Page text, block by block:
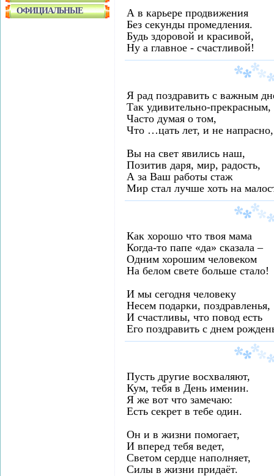
ОФИЦИАЛЬНЫЕ
А в карьере продвижения
Без секунды промедления.
Будь здоровой и красивой,
Ну а главное - счастливой!
Я рад поздравить с важным
Так удивительно-прекрасным,
Часто думая о том,
Что …цать лет, и не напрасно,
Вы на свет явились наш,
Позитив даря, мир, радость,
А за Ваш работы стаж
Мир стал лучше хоть на
Как хорошо что твоя мама
Когда-то папе «да» сказала –
Одним хорошим человеком
На белом свете больше стало!
И мы сегодня человеку
Несем подарки, поздравленья,
И счастливы, что повод есть
Его поздравить с днем
Пусть другие восхваляют,
Кум, тебя в День именин.
Я же вот что замечаю:
Есть секрет в тебе один.
Он и в жизни помогает,
И вперед тебя ведет,
Светом сердце наполняет,
Силы в жизни придаёт.